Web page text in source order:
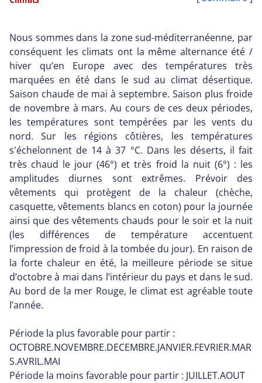
Nous sommes dans la zone sud-méditerranéenne, par
conséquent les climats ont la même alternance été /
hiver qu’en Europe avec des températures très
marquées en été dans le sud au climat désertique.
Saison chaude de mai à septembre. Saison plus froide
de novembre à mars. Au cours de ces deux périodes,
les températures sont tempérées par les vents du
nord. Sur les régions côtières, les températures
s'échelonnent de 14 à 37 °C. Dans les déserts, il fait
très chaud le jour (46°) et très froid la nuit (6°) : les
amplitudes diurnes sont extrêmes. Prévoir des
vêtements qui protègent de la chaleur (chèche,
casquette, vêtements blancs en coton) pour la journée
ainsi que des vêtements chauds pour le soir et la nuit
(les différences de température accentuent
l’impression de froid à la tombée du jour). En raison de
la forte chaleur en été, la meilleure période se situe
d’octobre à mai dans l’intérieur du pays et dans le sud.
Au bord de la mer Rouge, le climat est agréable toute
l’année.
Période la plus favorable pour partir :
OCTOBRE.NOVEMBRE.DECEMBRE.JANVIER.FEVRIER.MAR
S.AVRIL.MAI
Période la moins favorable pour partir : JUILLET.AOUT